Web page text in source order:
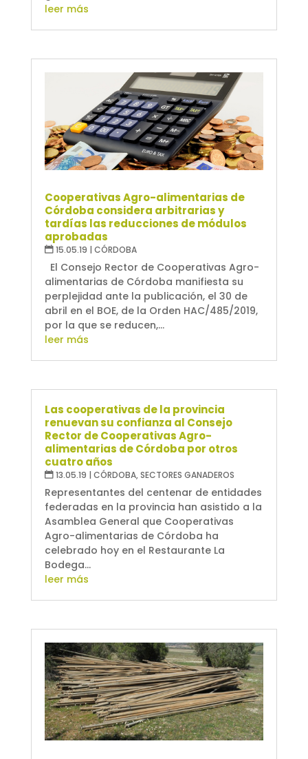
leer más
Cooperativas Agro-alimentarias de
Córdoba considera arbitrarias y
tardías las reducciones de módulos
aprobadas
15.05.19 | CÓRDOBA
El Consejo Rector de Cooperativas Agro-
alimentarias de Córdoba manifiesta su
perplejidad ante la publicación, el 30 de
abril en el BOE, de la Orden HAC/485/2019,
por la que se reducen,...
leer más
Las cooperativas de la provincia
renuevan su confianza al Consejo
Rector de Cooperativas Agro-
alimentarias de Córdoba por otros
cuatro años
13.05.19 | CÓRDOBA,SECTORES GANADEROS
Representantes del centenar de entidades
federadas en la provincia han asistido a la
Asamblea General que Cooperativas
Agro-alimentarias de Córdoba ha
celebrado hoy en el Restaurante La
Bodega...
leer más